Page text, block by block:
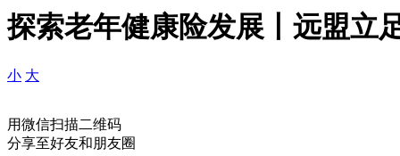
探索老年健康险发展丨远盟立
小 大
用微信扫描二维码
分享至好友和朋友圈